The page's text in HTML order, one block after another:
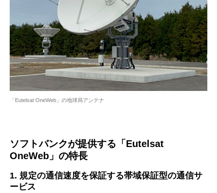
「Eutelsat OneWeb」の地球局アンテナ
ソフトバンクが提供する「Eutelsat
OneWeb」の特長
1. 規定の通信速度を保証する帯域保証型の通信サ
ービス